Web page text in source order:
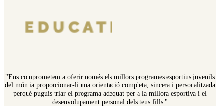
"Ens comprometem a oferir només els millors programes esportius juvenils
del món ia proporcionar-li una orientació completa, sincera i personalitzada
perquè puguis triar el programa adequat per a la millora esportiva i el
desenvolupament personal dels teus fills."